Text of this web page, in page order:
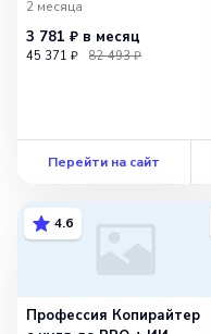
2 месяца
3 781 ₽ в месяц
45 371 ₽ 82 493 ₽
Перейти на сайт
4.6
Профессия Копирайтер